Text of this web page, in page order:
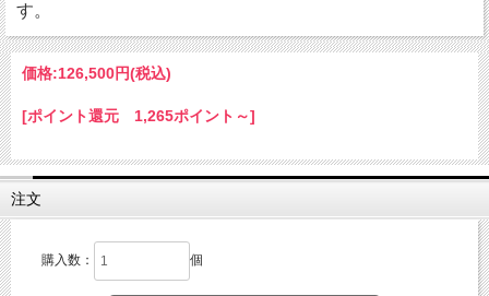
す。
価格:126,500円(税込)
[ポイント還元 1,265ポイント～]
注文
購入数： 個